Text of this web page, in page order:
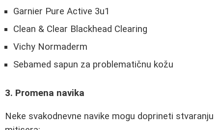
Garnier Pure Active 3u1
Clean & Clear Blackhead Clearing
Vichy Normaderm
Sebamed sapun za problematičnu kožu
3. Promena navika
Neke svakodnevne navike mogu doprineti stvaranju